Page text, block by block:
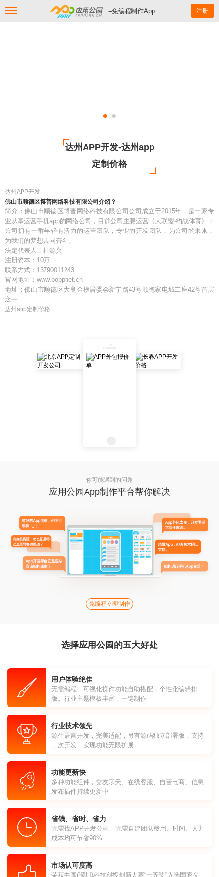
--免编程制作App 注册
达州APP开发-达州app
定制价格
达州APP开发
佛山市顺德区博普网络科技有限公司介绍？
简介：佛山市顺德区博普网络科技有限公司公司成立于2015年，是一家专
业从事运营手机app的网络公司，目前公司主要运营《大联盟-约战体育》；
公司拥有一群年轻有活力的运营团队，专业的开发团队，为公司的未来，
为我们的梦想共同奋斗。
法定代表人：杜源兴
注册资本：10万
联系方式：13790011243
官网地址：www.boppnet.cn
地址：佛山市顺德区大良金榜居委会新宁路43号顺德家电城二座42号首层
之一
达州app定制价格
你可能遇到的问题
应用公园App制作平台帮你解决
免编程立即制作
选择应用公园的五大好处
用户体验绝佳
无需编程，可视化操作功能自助搭配，个性化编辑排
版。行业主题模板丰富，一键制作
行业技术领先
源生语言开发，完美适配，另有源码独立部署版，支持
二次开发，实现功能无限扩展
功能更新快
多种功能组件，交友聊天、在线客服、自营电商、信息
发布插件持续更新中
省钱、省时、省力
无需找APP开发公司、无需自建团队费用、时间、人力
成本均可节省90%
市场认可度高
荣获中国(深圳)科技创投创新大赛“一等奖”入选国家义